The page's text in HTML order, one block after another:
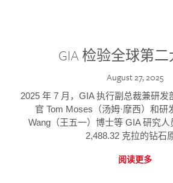
GIA 检验全球第
August 27, 2025
2025 年 7 月，GIA 执行副总裁兼研发
官 Tom Moses（汤姆·摩西）和研
Wang（王五一）博士等 GIA 研究
2,488.32 克拉的钻石
阅读更多